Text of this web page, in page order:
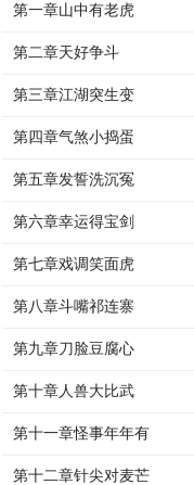
第一章山中有老虎
第二章天好争斗
第三章江湖突生变
第四章气煞小捣蛋
第五章发誓洗沉冤
第六章幸运得宝剑
第七章戏调笑面虎
第八章斗嘴祁连寨
第九章刀脸豆腐心
第十章人兽大比武
第十一章怪事年年有
第十二章针尖对麦芒